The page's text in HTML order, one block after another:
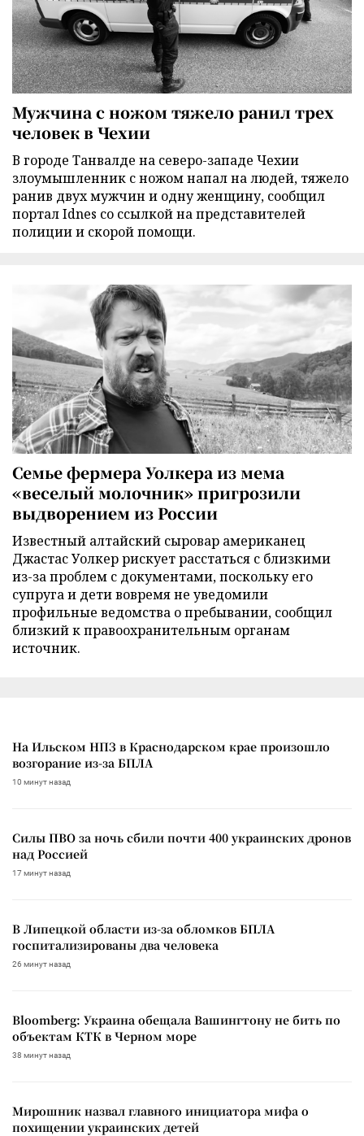
Мужчина с ножом тяжело ранил трех
человек в Чехии
В городе Танвалде на северо-западе Чехии
злоумышленник с ножом напал на людей, тяжело
ранив двух мужчин и одну женщину, сообщил
портал Idnes со ссылкой на представителей
полиции и скорой помощи.
Семье фермера Уолкера из мема
«веселый молочник» пригрозили
выдворением из России
Известный алтайский сыровар американец
Джастас Уолкер рискует расстаться с близкими
из-за проблем с документами, поскольку его
супруга и дети вовремя не уведомили
профильные ведомства о пребывании, сообщил
близкий к правоохранительным органам
источник.
На Ильском НПЗ в Краснодарском крае произошло
возгорание из-за БПЛА
10 минут назад
Силы ПВО за ночь сбили почти 400 украинских дронов
над Россией
17 минут назад
В Липецкой области из-за обломков БПЛА
госпитализированы два человека
26 минут назад
Bloomberg: Украина обещала Вашингтону не бить по
объектам КТК в Черном море
38 минут назад
Мирошник назвал главного инициатора мифа о
похищении украинских детей